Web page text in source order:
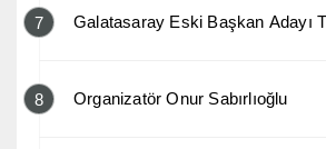
7 Galatasaray Eski Başkan Adayı
8 Organizatör Onur Sabırlıoğlu